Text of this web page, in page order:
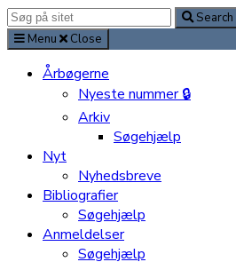
Search
for:
Search
Menu
Close
Årbøgerne
Nyeste nummer 🔒
Arkiv
Søgehjælp
Nyt
Nyhedsbreve
Bibliografier
Søgehjælp
Anmeldelser
Søgehjælp